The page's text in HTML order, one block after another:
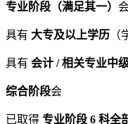
专业阶段（满足其一）
具有 大专及以上学历
具有 会计 / 相关专业中
综合阶段会
已取得 专业阶段 6 科全